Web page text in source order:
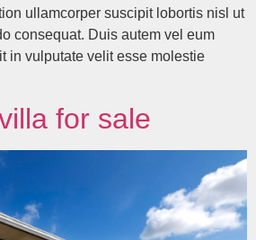
ullamcorper suscipit lobortis nisl ut
consequat. Duis autem vel eum
in vulputate velit esse molestie
for sale